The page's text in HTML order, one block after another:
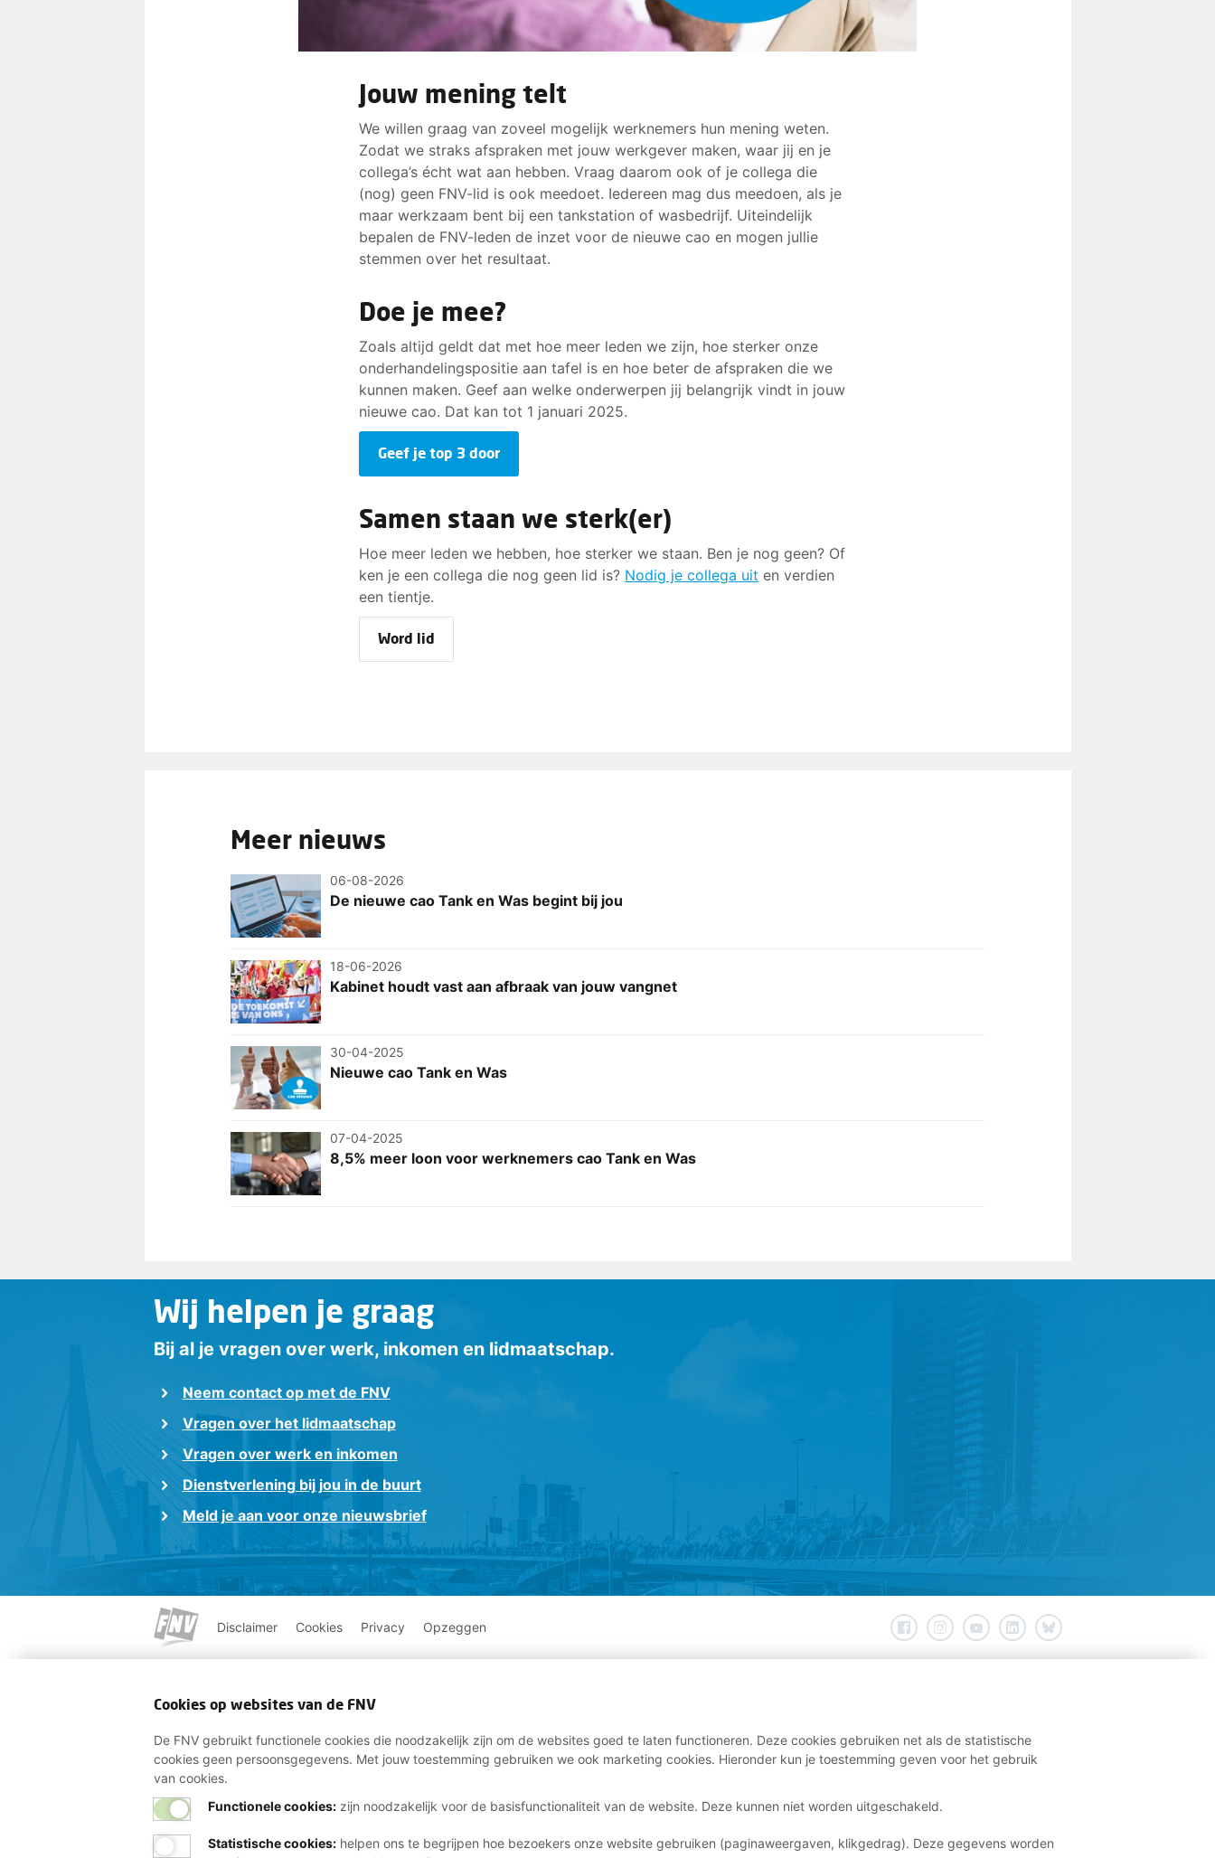
Jouw mening telt
We willen graag van zoveel mogelijk werknemers hun mening weten.
Zodat we straks afspraken met jouw werkgever maken, waar jij en je
collega’s écht wat aan hebben. Vraag daarom ook of je collega die
(nog) geen FNV-lid is ook meedoet. Iedereen mag dus meedoen, als je
maar werkzaam bent bij een tankstation of wasbedrijf. Uiteindelijk
bepalen de FNV-leden de inzet voor de nieuwe cao en mogen jullie
stemmen over het resultaat.
Doe je mee?
Zoals altijd geldt dat met hoe meer leden we zijn, hoe sterker onze
onderhandelingspositie aan tafel is en hoe beter de afspraken die we
kunnen maken. Geef aan welke onderwerpen jij belangrijk vindt in jouw
nieuwe cao. Dat kan tot 1 januari 2025.
Geef je top 3 door
Samen staan we sterk(er)
Hoe meer leden we hebben, hoe sterker we staan. Ben je nog geen? Of
ken je een collega die nog geen lid is? Nodig je collega uit en verdien
een tientje.
Word lid
Meer nieuws
06-08-2026
De nieuwe cao Tank en Was begint bij jou
18-06-2026
Kabinet houdt vast aan afbraak van jouw vangnet
30-04-2025
Nieuwe cao Tank en Was
07-04-2025
8,5% meer loon voor werknemers cao Tank en Was
Wij helpen je graag
Bij al je vragen over werk, inkomen en lidmaatschap.
Neem contact op met de FNV
Vragen over het lidmaatschap
Vragen over werk en inkomen
Dienstverlening bij jou in de buurt
Meld je aan voor onze nieuwsbrief
Disclaimer Cookies Privacy Opzeggen
Cookies op websites van de FNV
De FNV gebruikt functionele cookies die noodzakelijk zijn om de websites goed te laten functioneren. Deze cookies gebruiken net als de statistische
cookies geen persoonsgegevens. Met jouw toestemming gebruiken we ook marketing cookies. Hieronder kun je toestemming geven voor het gebruik
van cookies.
Functionele cookies:zijn noodzakelijk voor de basisfunctionaliteit van de website. Deze kunnen niet worden uitgeschakeld.
Statistische cookies: helpen ons te begrijpen hoe bezoekers onze website gebruiken (paginaweergaven, klikgedrag). Deze gegevens worden